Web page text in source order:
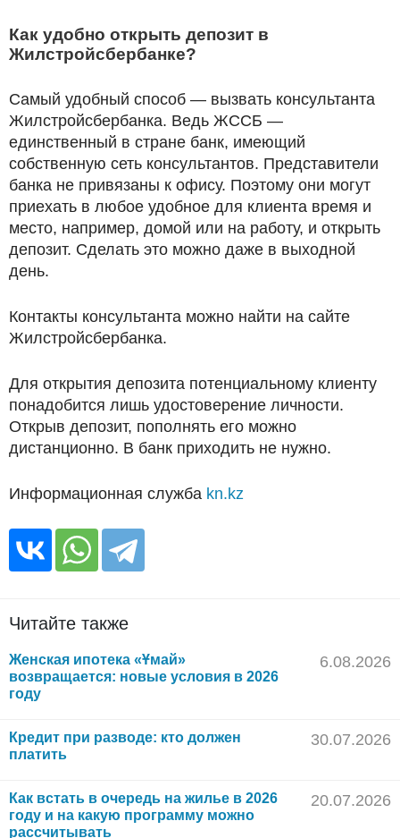
Как удобно открыть депозит в
Жилстройсбербанке?
Самый удобный способ — вызвать консультанта
Жилстройсбербанка. Ведь ЖССБ —
единственный в стране банк, имеющий
собственную сеть консультантов. Представители
банка не привязаны к офису. Поэтому они могут
приехать в любое удобное для клиента время и
место, например, домой или на работу, и открыть
депозит. Сделать это можно даже в выходной
день.
Контакты консультанта можно найти на сайте
Жилстройсбербанка.
Для открытия депозита потенциальному клиенту
понадобится лишь удостоверение личности.
Открыв депозит, пополнять его можно
дистанционно. В банк приходить не нужно.
Информационная служба kn.kz
Читайте также
Женская ипотека «Ұмай»
возвращается: новые условия в 2026
году
6.08.2026
Кредит при разводе: кто должен
платить
30.07.2026
Как встать в очередь на жилье в 2026
году и на какую программу можно
рассчитывать
20.07.2026